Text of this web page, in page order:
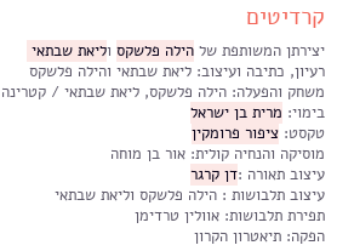
קרדיטים
יצירתן המשותפת של הילה פלשקס וליאת שבתאי
רעיון, כתיבה ועיצוב: ליאת שבתאי והילה פלשקס
משחק והפעלה: הילה פלשקס, ליאת שבתאי / קטרינה
בימוי: מרית בן ישראל
טקסט: ציפור פרומקין
מוסיקה והנחיה קולית: אור בן מוחה
עיצוב תאורה :דן קרגר
עיצוב תלבושות : הילה פלשקס וליאת שבתאי
תפירת תלבושות: אוולין טרדימן
הפקה: תיאטרון הקרון